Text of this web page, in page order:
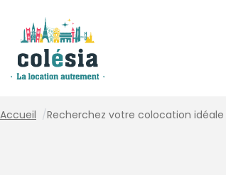
Accueil /Recherchez votre colocation idéale